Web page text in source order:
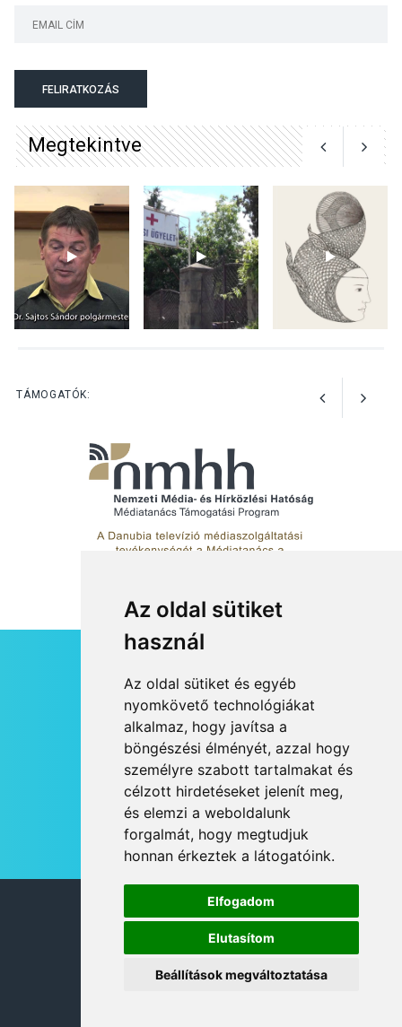
Az oldal sütiket
használ
Az oldal sütiket és egyéb
nyomkövető technológiákat
alkalmaz, hogy javítsa a
böngészési élményét, azzal hogy
személyre szabott tartalmakat és
célzott hirdetéseket jelenít meg,
és elemzi a weboldalunk
forgalmát, hogy megtudjuk
honnan érkeztek a látogatóink.
Elfogadom
Elutasítom
Beállítások megváltoztatása
nyomában – Ingyenes
metakommunikációs
foglalkozások Szentendrén
KULTÚRA 2026 AUG 03
Az Ön fotója is bekerülhet a
WMO 2027-es naptárába
FELIRATKOZÁS
Megtekintve
TÁMOGATÓK:
RSS
JOGI NYILATKOZAT
KAPCSOLAT
OLDALTÉRKÉP
IMPRESSZUM
HÍR BEKÜLDÉSE
© 2026 DANUBIA TV